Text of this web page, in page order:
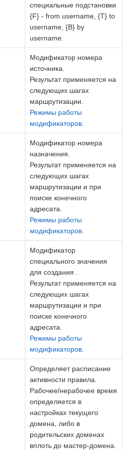
специальные подстановки
{F} - from username, {T} to
username, {B} by
username.
Модификатор номера
источника.
Результат применяется на
следующих шагах
маршрутизации.
Режимы работы
модификаторов.
Модификатор номера
назначения.
Результат применяется на
следующих шагах
маршрутизации и при
поиске конечного
адресата.
Режимы работы
модификаторов.
Модификатор
специального значения
для создания .
Результат применяется на
следующих шагах
маршрутизации и при
поиске конечного
адресата.
Режимы работы
модификаторов.
Определяет расписание
активности правила.
Рабочее/нерабочее время
определяется в
настройках текущего
домена, либо в
родительских доменах
вплоть до мастер-домена.